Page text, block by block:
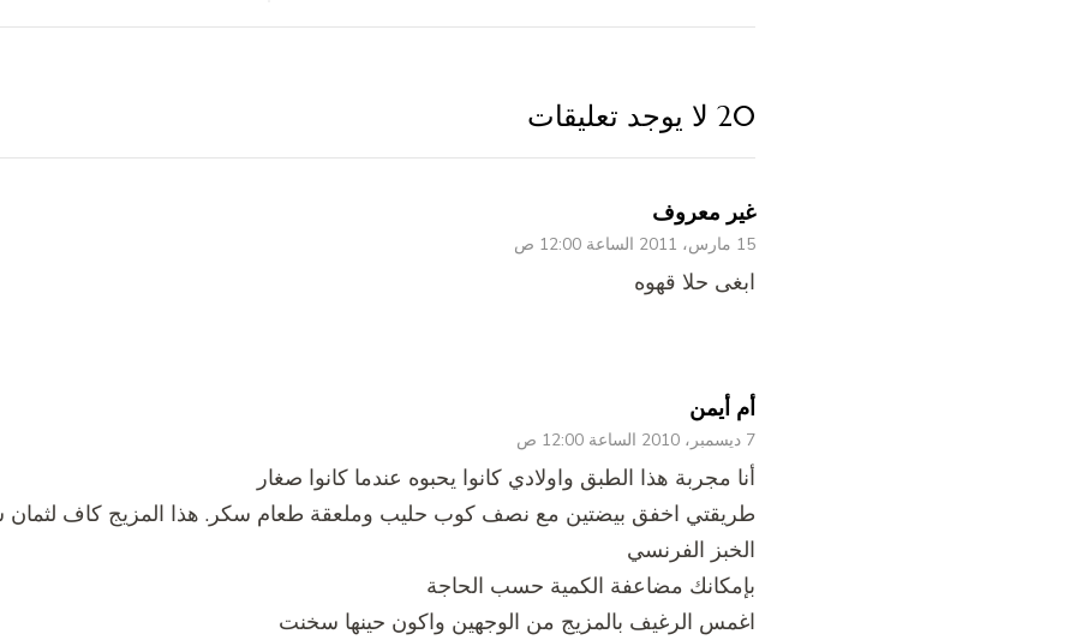
20 لا يوجد تعليقات
غير معروف
15 مارس، 2011 الساعة 12:00 ص
ابغى حلا قهوه
أم أيمن
7 ديسمبر، 2010 الساعة 12:00 ص
أنا مجربة هذا الطبق واولادي كانوا يحبوه عندما كانوا صغار
طريقتي اخفق بيضتين مع نصف كوب حليب وملعقة طعام سكر. هذا المزيج كاف
الخبز الفرنسي
بإمكانك مضاعفة الكمية حسب الحاجة
اغمس الرغيف بالمزيج من الوجهين واكون حينها سخنت